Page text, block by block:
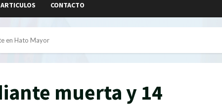
ARTICULOS CONTACTO
en Hato Mayor
muerta y 14